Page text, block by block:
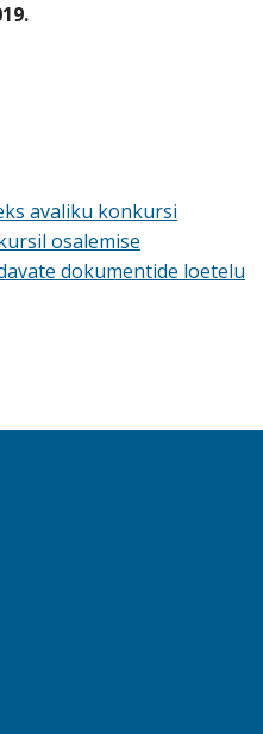
avaliku konkursi
osalemise
dokumentide loetelu